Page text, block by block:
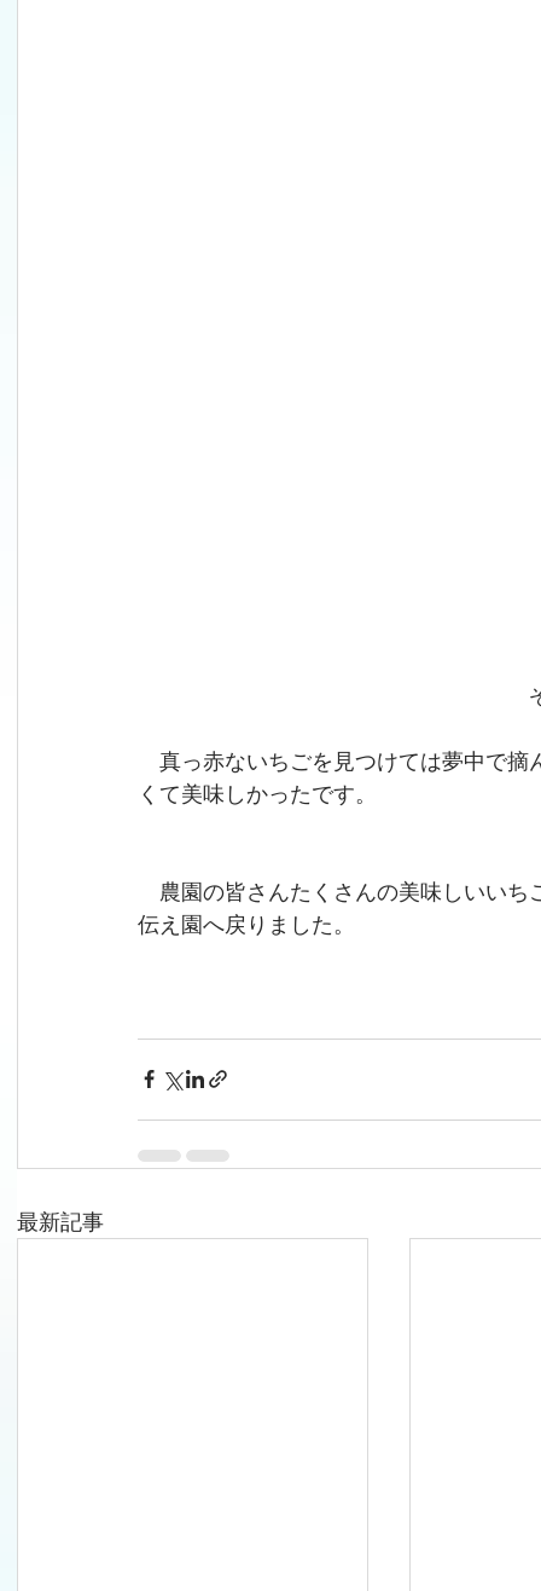
ぞ
真っ赤ないちごを見つけては夢中で摘
くて美味しかったです。
農園の皆さんたくさんの美味しいいち
伝え園へ戻りました。
最新記事